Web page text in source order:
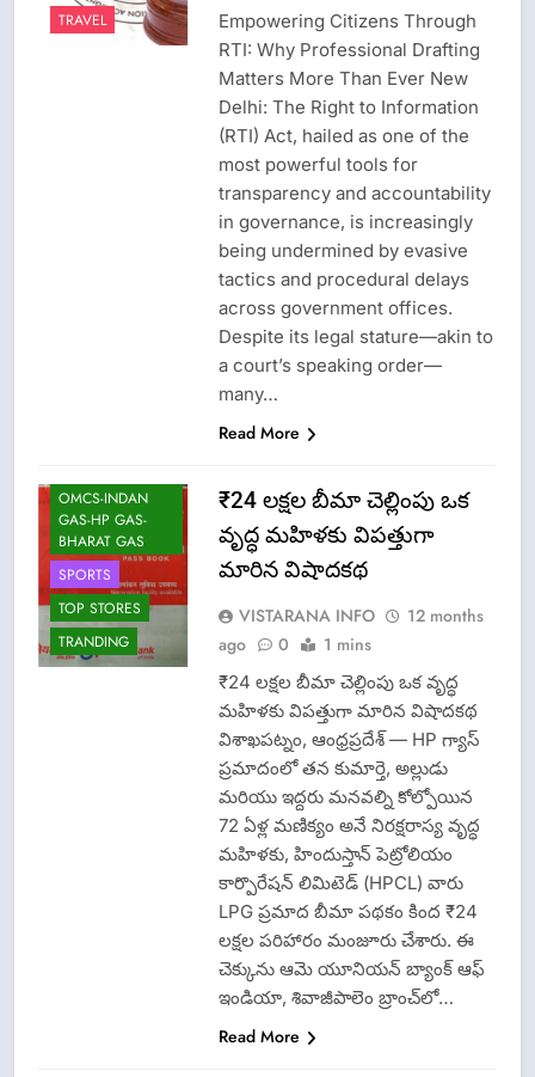
TRAVEL
Empowering Citizens Through
RTI: Why Professional Drafting
Matters More Than Ever New
Delhi: The Right to Information
(RTI) Act, hailed as one of the
most powerful tools for
transparency and accountability
in governance, is increasingly
being undermined by evasive
tactics and procedural delays
across government offices.
Despite its legal stature—akin to
a court’s speaking order—
many…
Read More
OMCS-INDAN
GAS-HP GAS-
BHARAT GAS
SPORTS
TOP STORES
TRANDING
₹24 లక్షల బీమా చెల్లింపు ఒక
వృద్ధ మహిళకు విపత్తుగా
మారిన విషాదకథ
VISTARANA INFO
12 months
ago
0 1 mins
₹24 లక్షల బీమా చెల్లింపు ఒక వృద్ధ
మహిళకు విపత్తుగా మారిన విషాదకథ
విశాఖపట్నం, ఆంధ్రప్రదేశ్ — HP గ్యాస్
ప్రమాదంలో తన కుమార్తె, అల్లుడు
మరియు ఇద్దరు మనవల్ని కోల్పోయిన
72 ఏళ్ల మణిక్యం అనే నిరక్షరాస్య వృద్ధ
మహిళకు, హిందుస్తాన్ పెట్రోలియం
కార్పొరేషన్ లిమిటెడ్ (HPCL) వారు
LPG ప్రమాద బీమా పథకం కింద ₹24
లక్షల పరిహారం మంజూరు చేశారు. ఈ
చెక్కును ఆమె యూనియన్ బ్యాంక్ ఆఫ్
ఇండియా, శివాజీపాలెం బ్రాంచ్‌లో…
Read More